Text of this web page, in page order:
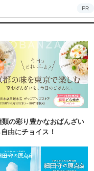
PR
類の彩り豊かなおばんざい
由にチョイス！